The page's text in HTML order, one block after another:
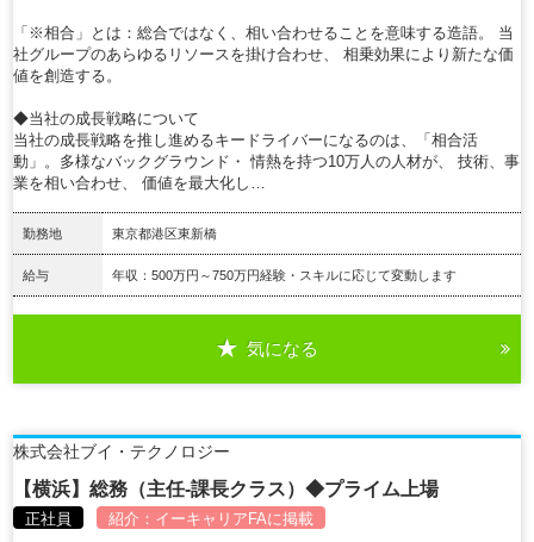
「※相合」とは：総合ではなく、相い合わせることを意味する造語。 当
社グループのあらゆるリソースを掛け合わせ、 相乗効果により新たな価
値を創造する。
◆当社の成長戦略について
当社の成長戦略を推し進めるキードライバーになるのは、「相合活
動」。多様なバックグラウンド・ 情熱を持つ10万人の人材が、 技術、事
業を相い合わせ、 価値を最大化し…
勤務地 東京都港区東新橋
給与 年収：500万円～750万円経験・スキルに応じて変動します
気になる
株式会社ブイ・テクノロジー
【横浜】総務（主任-課長クラス）◆プライム上場
正社員 紹介： イーキャリアFAに掲載